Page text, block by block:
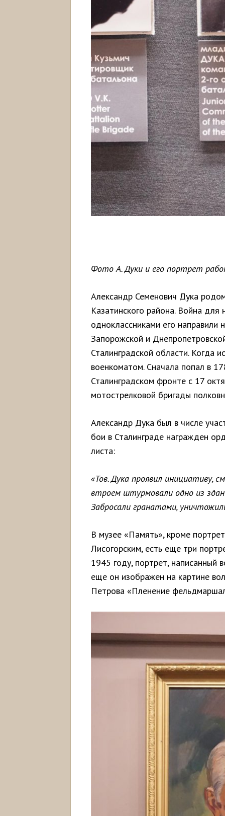
Фото А. Дуки и его портрет
Александр Семенович Дука
Казатинского района. Война для
одноклассниками его направили
Запорожской и
Сталинградской области. Когда
военкоматом. Сначала попал в
Сталинградском фронте с 17
мотострелковой бригады
Александр Дука был в числе
бои в Сталинграде награжден
листа:
«Тов. Дука проявил инициативу,
втроем штурмовали одно из
Забросали гранатами,
В музее «Память», кроме
Лисогорским, есть еще три
1945 году, портрет, написанный
еще он изображен на картине
Петрова «Пленение